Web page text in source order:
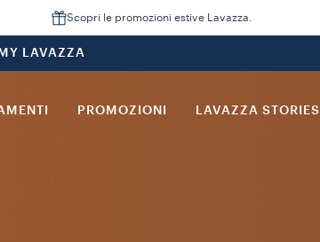
Scopri le promozioni estive Lavazza.
LAVAZZA
PROMOZIONI LAVAZZA STORIES